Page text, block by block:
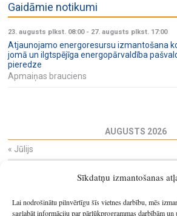
Sīkdatņu izmantošanas
Lai nodrošinātu pilnvērtīgu šīs vietnes darbību, mēs
saglabāt informāciju par pārlūkprogrammas darbībām un
Gaidāmie notikumi
23. augusts plkst. 08:00- 27. augusts plkst. 17:00
Atjaunojamo energoresursu izmantošana
jomā un ilgtspējīga energopārvaldība
pieredze
Apmaiņas brauciens
AUGUSTS 2026
« Jūlijs
29 30 31
10
11 12 13 14